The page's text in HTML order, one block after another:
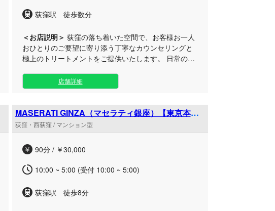
荻窪駅 徒歩数分
＜お店説明＞ 荻窪の落ち着いた空間で、お客様お一人
おひとりのご要望に寄り添う丁寧なカウンセリングと
極上のトリートメントをご提供いたします。 日常の忙
けて、プライベート感を大切にした広々としたお部屋
をご用意しました。お客様のお悩みや体調に合わせた
きをお届けいたします。アクセスしやすい荻窪駅近く
のルームとなっておりますので、お仕事帰りの遅い時
間や休日のお出かけの合間など、リフレッシュしたい
時にいつでも気軽にお立ち寄りください。スタッフ一
同、心よりお待ちしております。
店舗詳細
MASERATI GINZA（マセラティ銀座）【東京本
店】荻窪ルーム
荻窪・西荻窪 / マンション型
90分 / ￥30,000
10:00 ~ 5:00 (受付 10:00 ~ 5:00)
荻窪駅 徒歩8分